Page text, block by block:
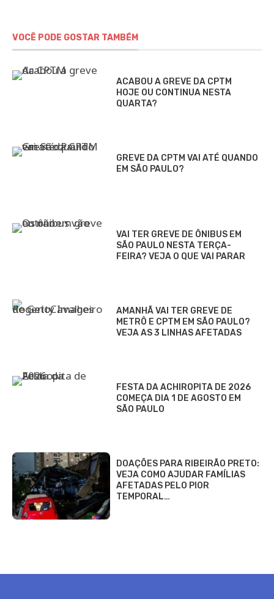
VOCÊ PODE GOSTAR TAMBÉM
ACABOU A GREVE DA CPTM
HOJE OU CONTINUA NESTA
QUARTA?
GREVE DA CPTM VAI ATÉ QUANDO
EM SÃO PAULO?
VAI TER GREVE DE ÔNIBUS EM
SÃO PAULO NESTA TERÇA-
FEIRA? VEJA O QUE VAI PARAR
AMANHÃ VAI TER GREVE DE
METRÔ E CPTM EM SÃO PAULO?
VEJA AS 3 LINHAS AFETADAS
FESTA DA ACHIROPITA DE 2026
COMEÇA DIA 1 DE AGOSTO EM
SÃO PAULO
DOAÇÕES PARA RIBEIRÃO PRETO:
VEJA COMO AJUDAR FAMÍLIAS
AFETADAS PELO PIOR
TEMPORAL…